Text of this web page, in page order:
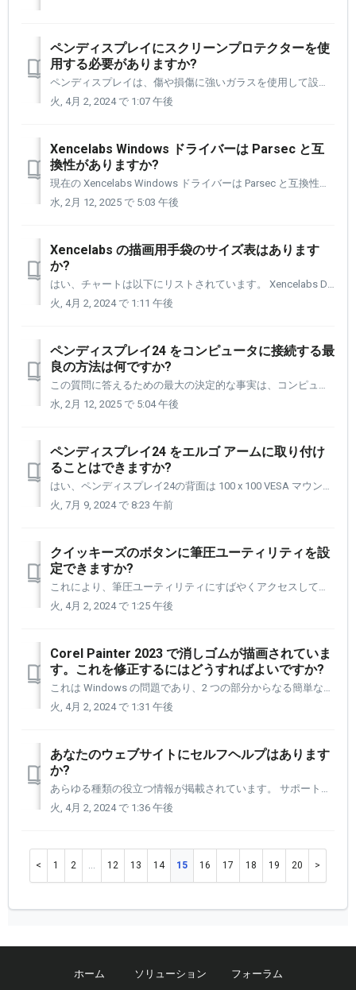
ペンディスプレイにスクリーンプロテクターを使
用する必要がありますか?
ペンディスプレイは、傷や損傷に強いガラスを使用して設計されています。 ペン ディスプレイ 24 にはスクリーン プロテクターは必要ありません。また、スクリーン プロテクターの使用も推奨されていません。また、スクリーン プロテクターを使用すると、ペン ディスプレイの表面に大量のぎらつきが生じる可能性があります。 ...
火, 4月 2, 2024 で 1:07 午後
Xencelabs Windows ドライバーは Parsec と互
換性がありますか?
現在の Xencelabs Windows ドライバーは Parsec と互換性がありません。 ドライバー チームは、Parsec で使用できる Windows ドライバーのベータ版を開発しました。 Parsec でテスト中の Windows バージョンのドライバーがあり、その環境内で実行されます。 ...
水, 2月 12, 2025 で 5:03 午後
Xencelabs の描画用手袋のサイズ表はあります
か?
はい、チャートは以下にリストされています。 Xencelabs Drawing Gloves には 3 つのサイズがあります。 小、中、大。 スタンダード ブラックまたはスペシャル エディションのネブ ホワイトもあります。 ペンタブレットとペンディスプレイの両方から使える手袋です。 Xencel...
火, 4月 2, 2024 で 1:11 午後
ペンディスプレイ24 をコンピュータに接続する最
良の方法は何ですか?
この質問に答えるための最大の決定的な事実は、コンピュータにどのようなビデオ ポートがあるかということです。 これには、あなた側で少し調査する必要があります。 コンピュータのマニュアルを参照するか、コンピュータの製造元の Web サイトにアクセスして、コンピュータ モデルの正確なビデオ ポートの仕様を確認してくだ...
水, 2月 12, 2025 で 5:04 午後
ペンディスプレイ24 をエルゴ アームに取り付け
ることはできますか?
はい、ペンディスプレイ24の背面は 100 x 100 VESA マウントを受け入れるように設計されています。 この仕事を行うブランドは数多くありますが、エルゴトロンはこの分野のトップメーカーです。 https://www.ergotron.com/ja-jp/ どのメーカーを選択する場...
火, 7月 9, 2024 で 8:23 午前
クイッキーズのボタンに筆圧ユーティリティを設
定できますか?
これにより、筆圧ユーティリティにすばやくアクセスして、その場で筆圧を調整できます。 まず、Xencelabs 設定パネルを開きます。 [1] 左側のナビゲーション列からクイッキーズを選択します。 [2] 筆圧ユーティリティを設定したいアプリケーションを選択して開きます。 [...
火, 4月 2, 2024 で 1:25 午後
Corel Painter 2023 で消しゴムが描画されていま
す。これを修正するにはどうすればよいですか?
これは Windows の問題であり、2 つの部分からなる簡単な修正方法があります。 [設定]パネルを開く必要があります。 [1] 次に、アプリケーション行のペインタアイコンをクリックします。 Corel Painter 2023 を [アプリケーション] 行に追加していない場合の手順を以下に...
火, 4月 2, 2024 で 1:31 午後
あなたのウェブサイトにセルフヘルプはあります
か?
あらゆる種類の役立つ情報が掲載されています。 サポートページは下記URLにございます。 https://www.xencelabs.com/jp/support これは 6 ページに分かれており、アクセスして使用できるさまざまな種類の情報がすべて含まれています。 各ページの基本をリストし...
火, 4月 2, 2024 で 1:36 午後
1 2 … 12 13 14 15 16 17 18 19 20
ホーム ソリューション フォーラム